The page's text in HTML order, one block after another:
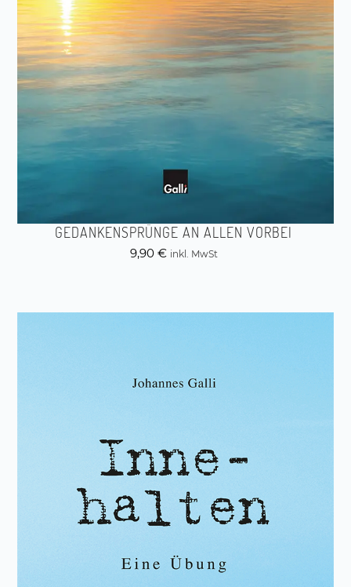
GEDANKENSPRÜNGE AN ALLEN VORBEI
9,90 € inkl. MwSt